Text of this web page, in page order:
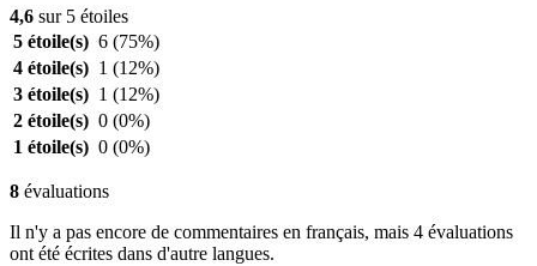
4,6 sur 5 étoiles
5 étoile(s) 6 (75%)
4 étoile(s) 1 (12%)
3 étoile(s) 1 (12%)
2 étoile(s) 0 (0%)
1 étoile(s) 0 (0%)
8 évaluations
Il n'y a pas encore de commentaires en français, mais 4 évaluations
ont été écrites dans d'autre langues.